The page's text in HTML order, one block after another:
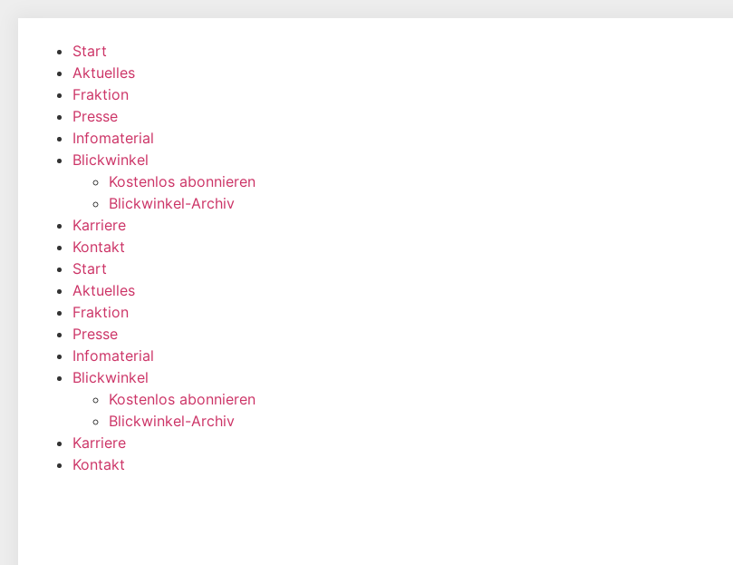
wechseln
Start
Aktuelles
Fraktion
Presse
Infomaterial
Blickwinkel
Kostenlos abonnieren
Blickwinkel-Archiv
Karriere
Kontakt
Start
Aktuelles
Fraktion
Presse
Infomaterial
Blickwinkel
Kostenlos abonnieren
Blickwinkel-Archiv
Karriere
Kontakt